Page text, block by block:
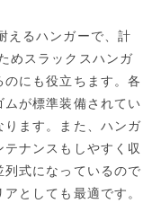
るハンガーで、計
めスラックスハンガ
にも役立ちます。各
が標準装備されてい
ります。また、ハンガ
ナンスもしやすく収
式になっているので
としても最適です。